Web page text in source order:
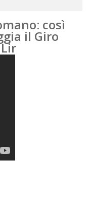
così
il Giro